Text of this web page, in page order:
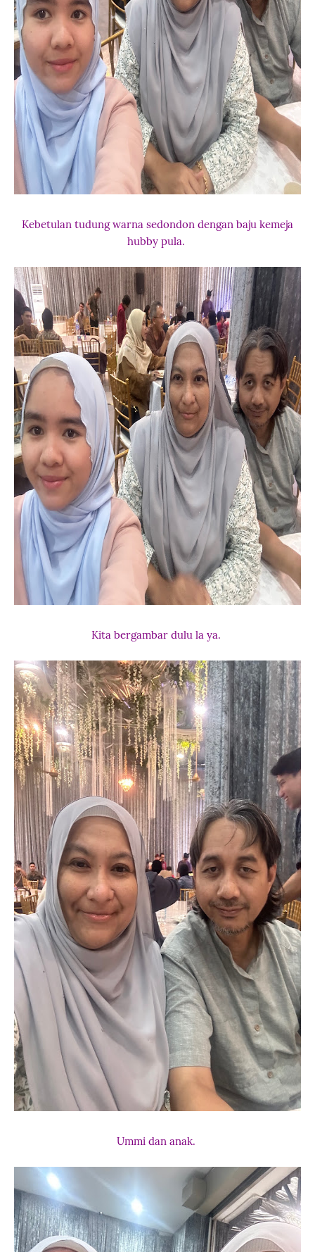
Kebetulan tudung warna sedondon dengan baju kemeja
hubby pula.
Kita bergambar dulu la ya.
Ummi dan anak.